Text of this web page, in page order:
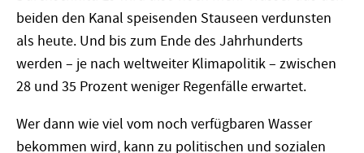
beiden den Kanal speisenden Stauseen verdunsten
als heute. Und bis zum Ende des Jahrhunderts
werden – je nach weltweiter Klimapolitik – zwischen
28 und 35 Prozent weniger Regenfälle erwartet.
Wer dann wie viel vom noch verfügbaren Wasser
bekommen wird, kann zu politischen und sozialen